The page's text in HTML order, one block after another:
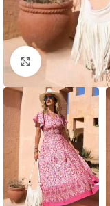
Click to enlarge